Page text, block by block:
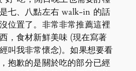
七、八點左右 walk-in 的話
位置了。非常非常推薦這裡
，食材新鮮美味 (現在寫著
叫我非常懷念)。如果想要看
抱歉的是關於吃的部分已經